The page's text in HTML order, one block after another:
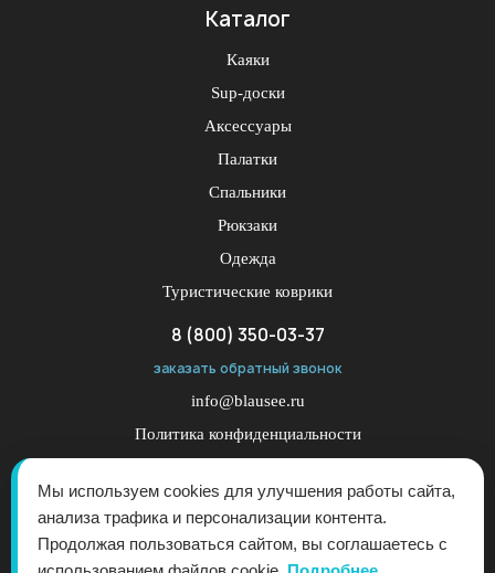
Каталог
Каяки
Sup-доски
Аксессуары
Палатки
Спальники
Рюкзаки
Одежда
Туристические коврики
8 (800) 350-03-37
заказать обратный звонок
info@blausee.ru
Политика конфиденциальности
Мы используем cookies для улучшения работы сайта,
анализа трафика и персонализации контента.
Продолжая пользоваться сайтом, вы соглашаетесь с